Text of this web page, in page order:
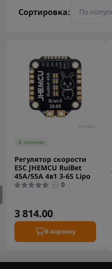
Сортировка:
В наличии
Регулятор скорости
ESC JHEMCU RuiBet
45A/55A 4в1 3-6S Lipo
0
3 814.00
В корзину